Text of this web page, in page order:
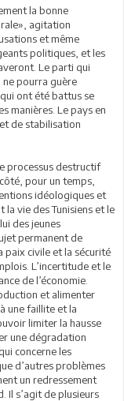
la bonne
agitation
et même
politiques, et les
Le parti qui
ne pourra guère
ont été battus se
manières. Le pays en
de stabilisation
processus destructif
pour un temps,
idéologiques et
la vie des Tunisiens et le
des jeunes
permanent de
paix civile et la sécurité
L’incertitude et le
de l’économie.
et alimenter
une faillite et la
limiter la hausse
une dégradation
concerne les
d’autres problèmes
un redressement
Il s’agit de plusieurs